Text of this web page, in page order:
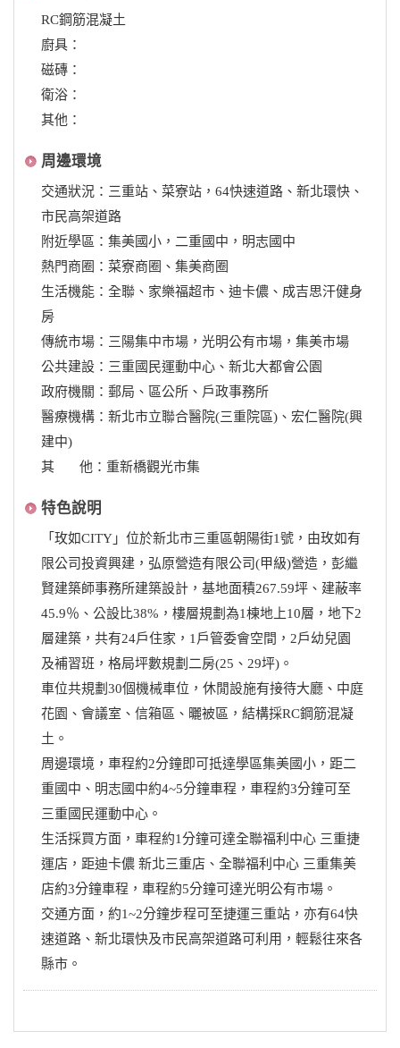
RC鋼筋混凝土
廚具：
磁磚：
衛浴：
其他：
周邊環境
交通狀況：三重站、菜寮站，64快速道路、新北環快、
市民高架道路
附近學區：集美國小，二重國中，明志國中
熱門商圈：菜寮商圈、集美商圈
生活機能：全聯、家樂福超市、迪卡儂、成吉思汗健身
房
傳統市場：三陽集中市場，光明公有市場，集美市場
公共建設：三重國民運動中心、新北大都會公園
政府機關：郵局、區公所、戶政事務所
醫療機構：新北市立聯合醫院(三重院區)、宏仁醫院(興
建中)
其 他：重新橋觀光市集
特色說明
「玫如CITY」位於新北市三重區朝陽街1號，由玫如有
限公司投資興建，弘原營造有限公司(甲級)營造，彭繼
賢建築師事務所建築設計，基地面積267.59坪、建蔽率
45.9％、公設比38%，樓層規劃為1棟地上10層，地下2
層建築，共有24戶住家，1戶管委會空間，2戶幼兒園
及補習班，格局坪數規劃二房(25、29坪)。
車位共規劃30個機械車位，休閒設施有接待大廳、中庭
花園、會議室、信箱區、曬被區，結構採RC鋼筋混凝
土。
周邊環境，車程約2分鐘即可抵達學區集美國小，距二
重國中、明志國中約4~5分鐘車程，車程約3分鐘可至
三重國民運動中心。
生活採買方面，車程約1分鐘可達全聯福利中心 三重捷
運店，距迪卡儂 新北三重店、全聯福利中心 三重集美
店約3分鐘車程，車程約5分鐘可達光明公有市場。
交通方面，約1~2分鐘步程可至捷運三重站，亦有64快
速道路、新北環快及市民高架道路可利用，輕鬆往來各
縣市。